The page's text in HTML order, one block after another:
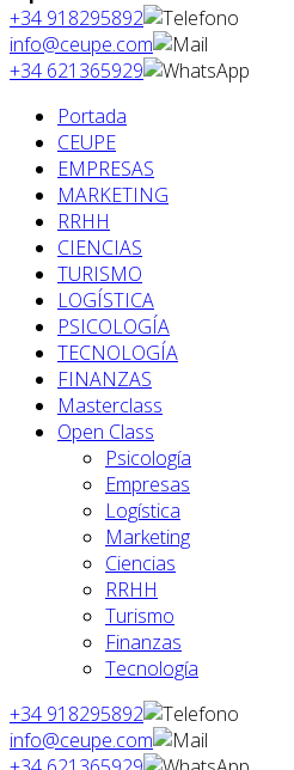
+34 918295892
info@ceupe.com
+34 621365929
Portada
CEUPE
EMPRESAS
MARKETING
RRHH
CIENCIAS
TURISMO
LOGÍSTICA
PSICOLOGÍA
TECNOLOGÍA
FINANZAS
Masterclass
Open Class
Psicología
Empresas
Logística
Marketing
Ciencias
RRHH
Turismo
Finanzas
Tecnología
+34 918295892
info@ceupe.com